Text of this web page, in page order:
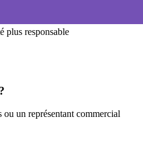
plus responsable
un représentant commercial